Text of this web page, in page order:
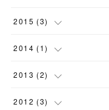
(1
(2
2015 (3)
(1
(1
(1
2014 (1)
(1
2013 (2)
(2
2012 (3)